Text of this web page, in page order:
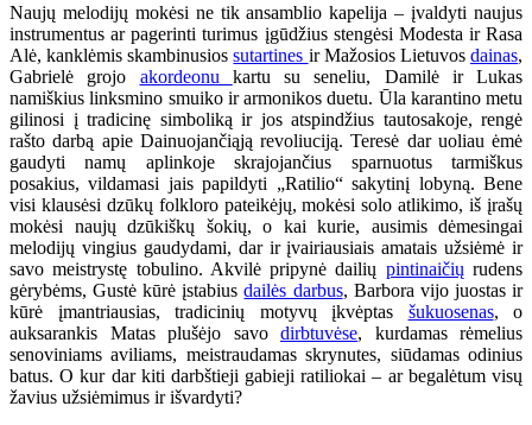
Naujų melodijų mokėsi ne tik ansamblio kapelija – įvaldyti naujus
instrumentus ar pagerinti turimus įgūdžius stengėsi Modesta ir Rasa
Alė, kanklėmis skambinusiossutartines ir Mažosios Lietuvosdainas,
Gabrielė grojo akordeonu kartu su seneliu, Damilė ir Lukas
namiškius linksmino smuiko ir armonikos duetu. Ūla karantino metu
gilinosi į tradicinę simboliką ir jos atspindžius tautosakoje, rengė
rašto darbą apie Dainuojančiąją revoliuciją. Teresė dar uoliau ėmė
gaudyti namų aplinkoje skrajojančius sparnuotus tarmiškus
posakius, vildamasi jais papildyti „Ratilio“ sakytinį lobyną. Bene
visi klausėsi dzūkų folkloro pateikėjų, mokėsi solo atlikimo, iš įrašų
mokėsi naujų dzūkiškų šokių, o kai kurie, ausimis dėmesingai
melodijų vingius gaudydami, dar ir įvairiausiais amatais užsiėmė ir
savo meistrystę tobulino. Akvilė pripynė dailių pintinaičių rudens
gėrybėms, Gustė kūrė įstabiusdailės darbus, Barbora vijo juostas ir
kūrė įmantriausias, tradicinių motyvų įkvėptas šukuosenas, o
auksarankis Matas plušėjo savo dirbtuvėse, kurdamas rėmelius
senoviniams aviliams, meistraudamas skrynutes, siūdamas odinius
batus. O kur dar kiti darbštieji gabieji ratiliokai – ar begalėtum visų
žavius užsiėmimus ir išvardyti?